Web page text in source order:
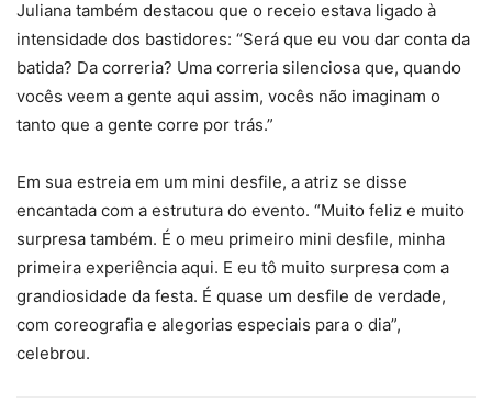
Juliana também destacou que o receio estava ligado à
intensidade dos bastidores: “Será que eu vou dar conta da
batida? Da correria? Uma correria silenciosa que, quando
vocês veem a gente aqui assim, vocês não imaginam o
tanto que a gente corre por trás.”
Em sua estreia em um mini desfile, a atriz se disse
encantada com a estrutura do evento. “Muito feliz e muito
surpresa também. É o meu primeiro mini desfile, minha
primeira experiência aqui. E eu tô muito surpresa com a
grandiosidade da festa. É quase um desfile de verdade,
com coreografia e alegorias especiais para o dia”,
celebrou.